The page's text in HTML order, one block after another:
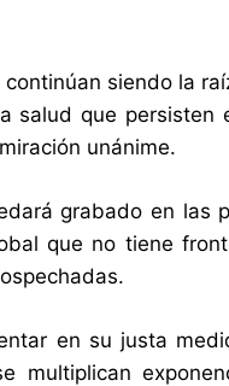
siendo la
salud que
unánime.
grabado en las
que no tiene
en su justa